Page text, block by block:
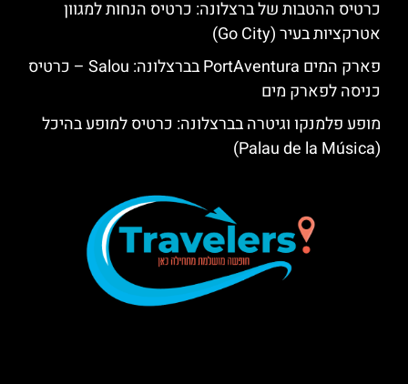
כרטיס ההטבות של ברצלונה: כרטיס הנחות למגוון
אטרקציות בעיר (Go City)
פארק המים PortAventura בברצלונה: Salou – כרטיס
כניסה לפארק מים
מופע פלמנקו וגיטרה בברצלונה: כרטיס למופע בהיכל
(Palau de la Música)